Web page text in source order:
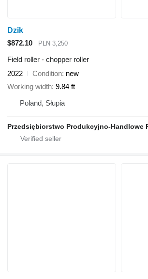
Dzik
$872.10
PLN 3,250
Field roller - chopper roller
2022
Condition new
Working width 9.84 ft
Poland, Słupia